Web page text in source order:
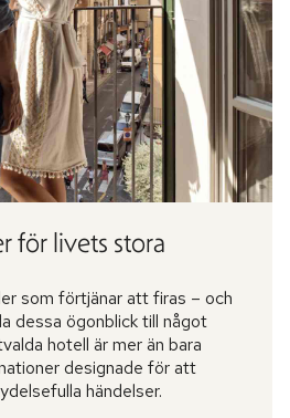
för livets stora
som förtjänar att firas – och
dessa ögonblick till något
hotell är mer än bara
designade för att
händelser.